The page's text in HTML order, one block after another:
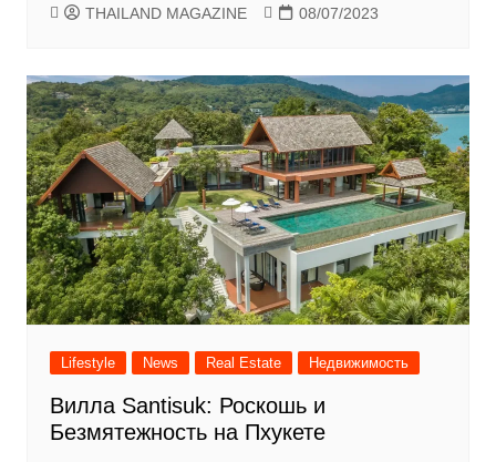
THAILAND MAGAZINE 08/07/2023
Lifestyle News Real Estate Недвижимость
Вилла Santisuk: Роскошь и
Безмятежность на Пхукете